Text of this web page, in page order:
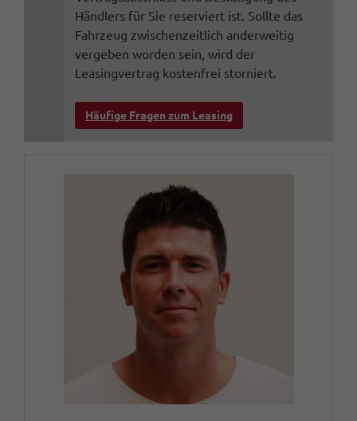
Händlers für Sie reserviert ist. Sollte das
Fahrzeug zwischenzeitlich anderweitig
vergeben worden sein, wird der
Leasingvertrag kostenfrei storniert.
Häufige Fragen zum Leasing